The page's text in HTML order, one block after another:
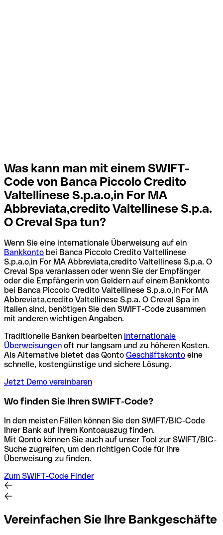
Was kann man mit einem SWIFT-
Code von Banca Piccolo Credito
Valtellinese S.p.a.o,in For MA
Abbreviata,credito Valtellinese S.p.a.
O Creval Spa tun?
Wenn Sie eine internationale Überweisung auf ein
Bankkonto bei Banca Piccolo Credito Valtellinese
S.p.a.o,in For MA Abbreviata,credito Valtellinese S.p.a. O
Creval Spa veranlassen oder wenn Sie der Empfänger
oder die Empfängerin von Geldern auf einem Bankkonto
bei Banca Piccolo Credito Valtellinese S.p.a.o,in For MA
Abbreviata,credito Valtellinese S.p.a. O Creval Spa in
Italien sind, benötigen Sie den SWIFT-Code zusammen
mit anderen wichtigen Angaben.
Traditionelle Banken bearbeiten internationale
Überweisungen oft nur langsam und zu höheren Kosten.
Als Alternative bietet das Qonto Geschäftskonto eine
schnelle, kostengünstige und sichere Lösung.
Jetzt Demo vereinbaren
Wo finden Sie Ihren SWIFT-Code?
In den meisten Fällen können Sie den SWIFT/BIC-Code
Ihrer Bank auf Ihrem Kontoauszug finden.
Mit Qonto können Sie auch auf unser Tool zur SWIFT/BIC-
Suche zugreifen, um den richtigen Code für Ihre
Überweisung zu finden.
Zum SWIFT-Code Finder
Vereinfachen Sie Ihre Bankgeschäfte